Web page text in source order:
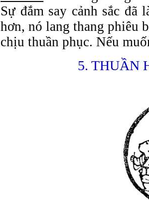
Sự đắm say cảnh sắc
hơn, nó lang thang phiêu
chịu thuần phục. Nếu
5. THUẦN